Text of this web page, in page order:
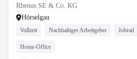
Rhenus SE & Co. KG
Hörselgau
Vollzeit Nachhaltiger Arbeitgeber Jobrad
Home-Office